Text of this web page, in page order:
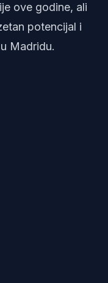
ove godine, ali
potencijal i
Madridu.